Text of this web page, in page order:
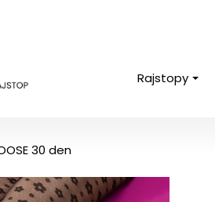
Rajstopy
30 den